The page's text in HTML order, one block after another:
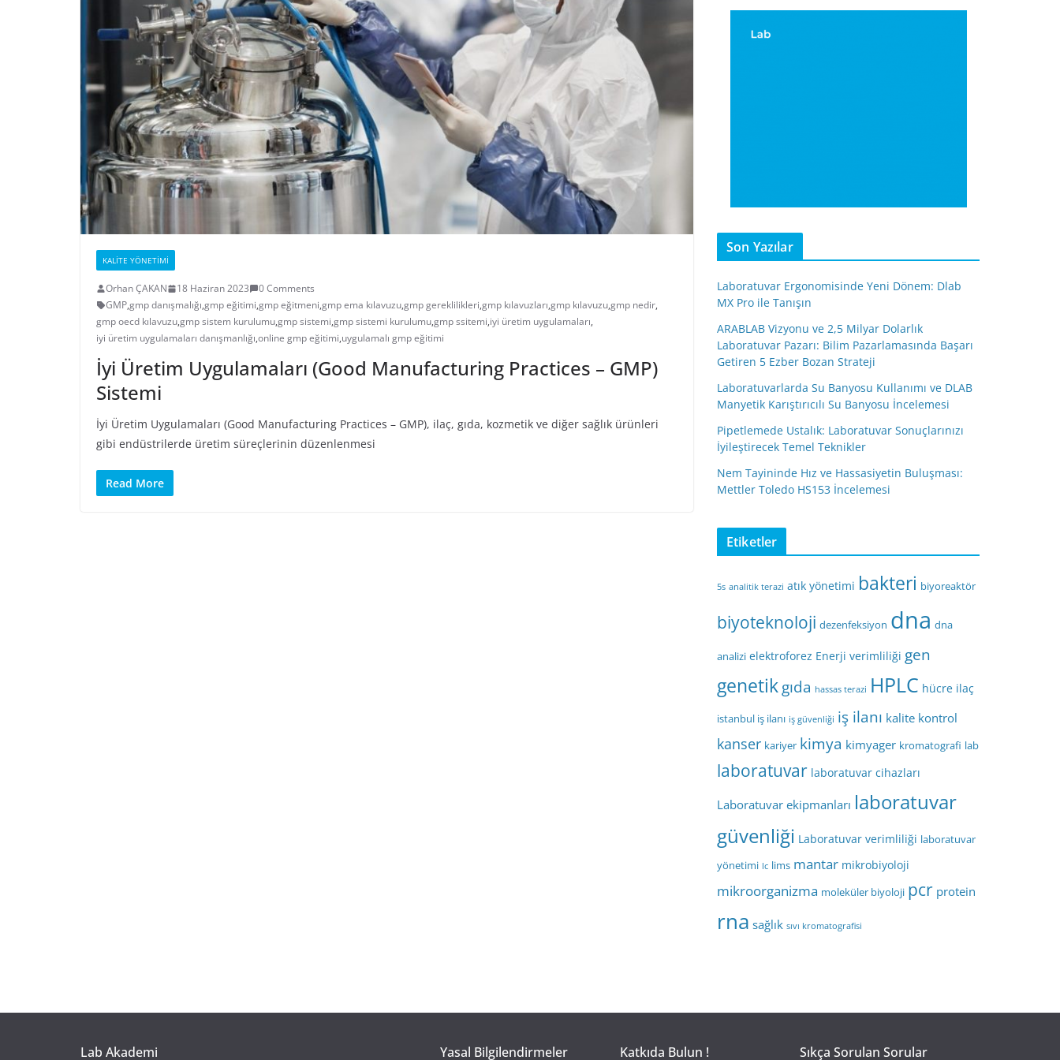
KALITE YÖNETIMI
Orhan ÇAKAN 18 Haziran 2023
0 Comments
GMP,gmp danışmalığı,gmp eğitimi,gmp eğitmeni,gmp ema kılavuzu,gmp gereklilikleri,gmp kılavuzları,gmp kılavuzu,gmp nedir,
gmp oecd kılavuzu,gmp sistem kurulumu,gmp sistemi,gmp sistemi kurulumu,gmp ssitemi,iyi üretim uygulamaları,
iyi üretim uygulamaları danışmanlığı,online gmp eğitimi,uygulamalı gmp eğitimi
İyi Üretim Uygulamaları (Good Manufacturing Practices – GMP)
Sistemi
İyi Üretim Uygulamaları (Good Manufacturing Practices – GMP), ilaç, gıda, kozmetik ve diğer sağlık ürünleri
gibi endüstrilerde üretim süreçlerinin düzenlenmesi
Read More
Son Yazılar
Laboratuvar Ergonomisinde Yeni Dönem: Dlab
MX Pro ile Tanışın
ARABLAB Vizyonu ve 2,5 Milyar Dolarlık
Laboratuvar Pazarı: Bilim Pazarlamasında Başarı
Getiren 5 Ezber Bozan Strateji
Laboratuvarlarda Su Banyosu Kullanımı ve DLAB
Manyetik Karıştırıcılı Su Banyosu İncelemesi
Pipetlemede Ustalık: Laboratuvar Sonuçlarınızı
İyileştirecek Temel Teknikler
Nem Tayininde Hız ve Hassasiyetin Buluşması:
Mettler Toledo HS153 İncelemesi
Etiketler
5s analitik terazi atık yönetimi bakteri biyoreaktör
biyoteknoloji dezenfeksiyon dna dna
analizi elektroforez Enerji verimliliği gen
genetikgıda hassas terazi HPLC hücre ilaç
istanbul iş ilanı iş güvenliği iş ilanı kalite kontrol
kanser kariyer kimya kimyager kromatografi lab
laboratuvar laboratuvar cihazları
Laboratuvar ekipmanları laboratuvar
güvenliği Laboratuvar verimliliği laboratuvar
yönetimi lc lims mantar mikrobiyoloji
mikroorganizma moleküler biyoloji pcr protein
rna sağlık sıvı kromatografisi
Lab Akademi Yasal Bilgilendirmeler Katkıda Bulun ! Sıkça Sorulan Sorular